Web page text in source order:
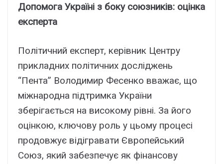
Допомога Україні з боку союзників: оцінка
експерта
Політичний експерт, керівник Центру
прикладних політичних досліджень
“Пента” Володимир Фесенко вважає, що
міжнародна підтримка України
зберігається на високому рівні. За його
оцінкою, ключову роль у цьому процесі
продовжує відігравати Європейський
Союз, який забезпечує як фінансову